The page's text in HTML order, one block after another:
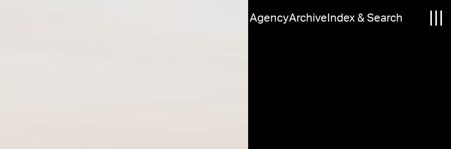
AgencyArchive Index & Search